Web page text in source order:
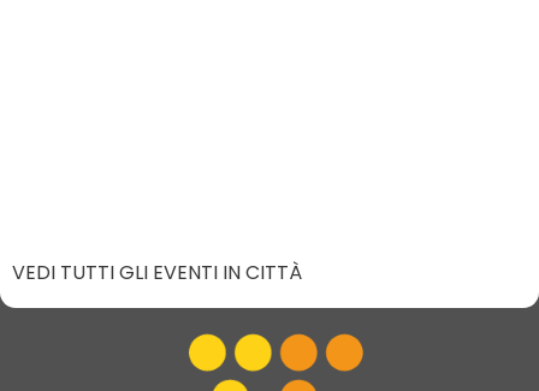
VEDI TUTTI GLI EVENTI IN CITTÀ